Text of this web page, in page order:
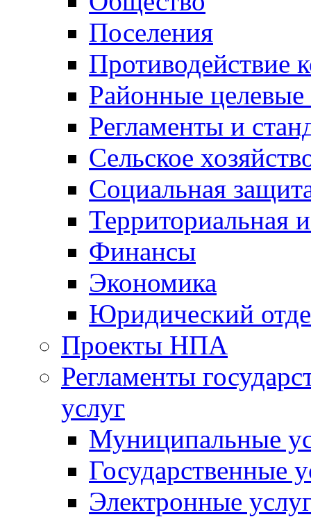
Поселения
Противодействие
Районные
Регламенты и
Сельское
Социальная
Территориальная
Финансы
Экономика
Юридический
Проекты НПА
Регламенты
услуг
Муниципальные
Государственные
Электронные